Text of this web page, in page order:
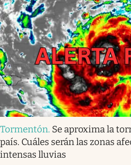
Tormentón. Se aproxima la
país. Cuáles serán las zonas
intensas lluvias